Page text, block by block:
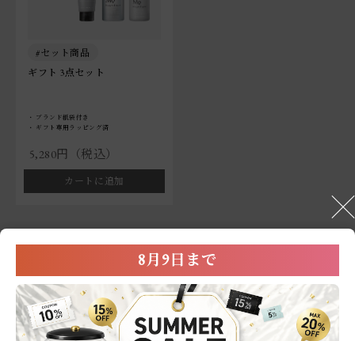
セット商品
ギフト 3点セット
ブランド紙袋付き
ギフト専用ラッピング済
5,280円（税込）
カートに追加
HOME 商品カテゴリから探す スキンケア 化粧水
8月9日まで